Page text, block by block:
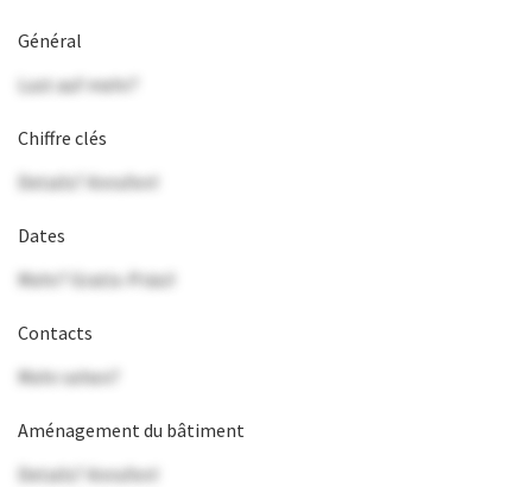
Général
Lust auf mehr?
Chiffre clés
Details? Anrufen!
Dates
Mehr? Gratis-Präsi!
Contacts
Mehr sehen?
Aménagement du bâtiment
Details? Anrufen!